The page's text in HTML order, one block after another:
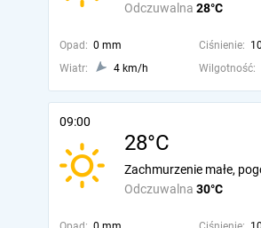
Odczuwalna 28°C
Opad: 0 mm Ciśnienie:
Wiatr:
4 km/h Wilgotność:
09:00
28°C
Odczuwalna 30°C
Zachmurzenie małe,